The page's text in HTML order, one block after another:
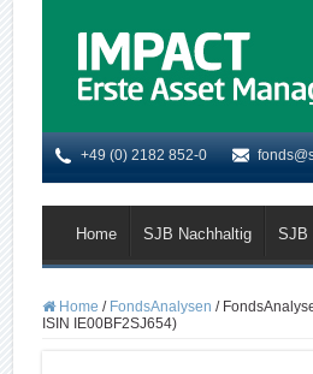
+49 (0) 2182 852-0
Home SJB Nachhaltig SJB
Home / FondsAnalysen /
ISIN IE00BF2SJ654)